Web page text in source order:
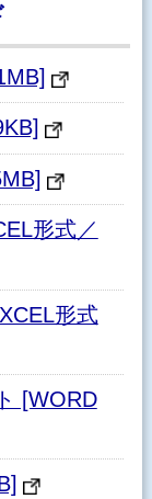
形式／
形式
[WORD